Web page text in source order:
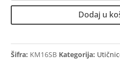
završna
1M
Soft
Dodaj u
Šifra: KM16SB Kategorija: